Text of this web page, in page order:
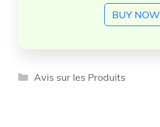
BUY NOW
Catégories
Avis sur les Produits